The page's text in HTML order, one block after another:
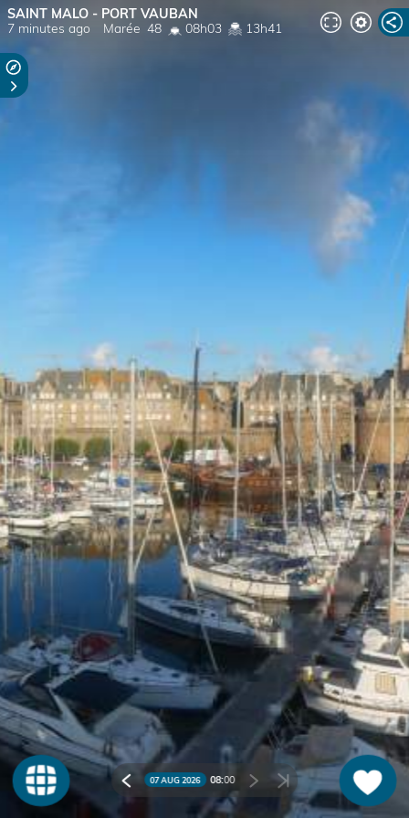
SAINT MALO - PORT VAUBAN
7 minutes ago Marée 48 08h03 13h41
07 AUG 2026 08:00